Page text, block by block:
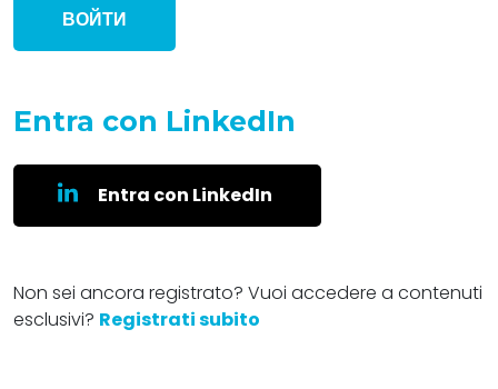
ВОЙТИ
Entra con LinkedIn
Entra con LinkedIn
Non sei ancora registrato? Vuoi accedere a contenuti
esclusivi? Registrati subito